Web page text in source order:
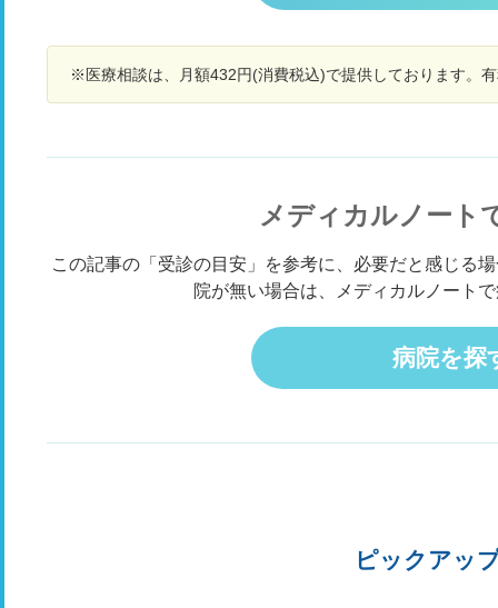
※医療相談は、月額432円(消費税込)で提供しております。
メディカルノート
この記事の「受診の目安」を参考に、必要だと感じる
院が無い場合は、メディカルノート
病院を探
ピックアッ